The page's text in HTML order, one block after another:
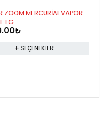
ZOOM MERCURİAL VAPOR
FG
₺
SEÇENEKLER